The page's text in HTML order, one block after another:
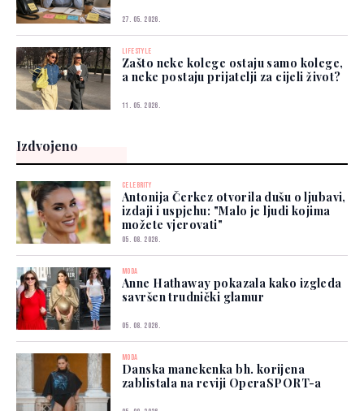
27. 05. 2026.
LIFESTYLE
Zašto neke kolege ostaju samo kolege,
a neke postaju prijatelji za cijeli život?
11. 05. 2026.
Izdvojeno
CELEBRITY
Antonija Čerkez otvorila dušu o ljubavi,
izdaji i uspjehu: "Malo je ljudi kojima
možete vjerovati"
05. 08. 2026.
MODA
Anne Hathaway pokazala kako izgleda
savršen trudnički glamur
05. 08. 2026.
MODA
Danska manekenka bh. korijena
zablistala na reviji OperaSPORT-a